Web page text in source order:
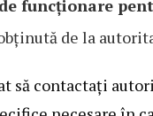
funcționare
de la
să contactați